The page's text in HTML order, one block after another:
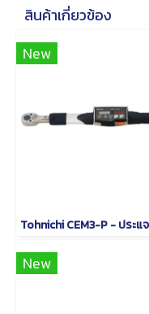
สินค้าเกี่ยวข้อง
New
New